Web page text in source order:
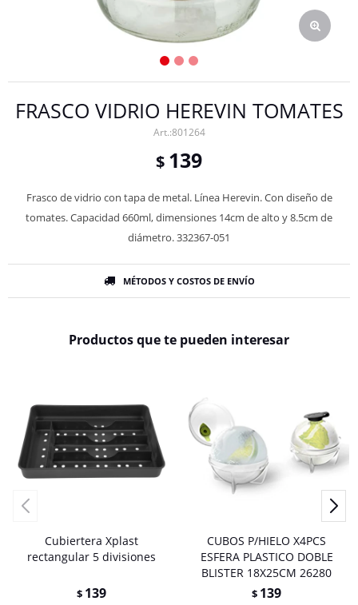
FRASCO VIDRIO HEREVIN TOMATES
801264
$ 139
Frasco de vidrio con tapa de metal. Línea Herevin. Con diseño de
tomates. Capacidad 660ml, dimensiones 14cm de alto y 8.5cm de
diámetro. 332367-051
MÉTODOS Y COSTOS DE ENVÍO
Productos que te pueden interesar
Cubiertera Xplast
rectangular 5 divisiones
$ 139
CUBOS P/HIELO X4PCS
ESFERA PLASTICO DOBLE
BLISTER 18X25CM 26280
$ 139